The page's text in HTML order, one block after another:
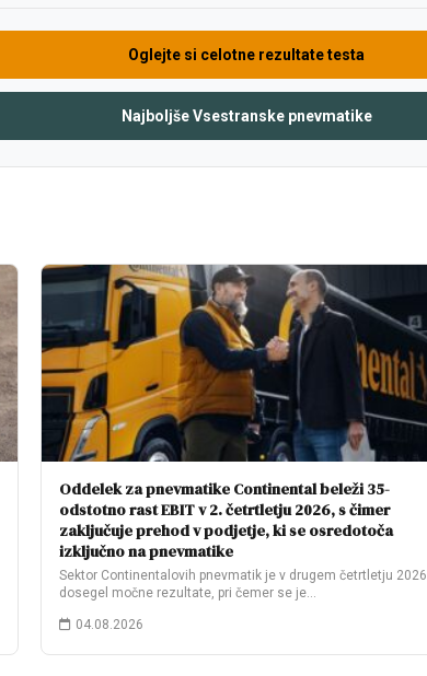
Oglejte si celotne rezultate testa
Najboljše Vsestranske pnevmatike
Oddelek za pnevmatike Continental beleži 35-
odstotno rast EBIT v 2. četrtletju 2026, s čimer
zaključuje prehod v podjetje, ki se osredotoča
izključno na pnevmatike
Sektor Continentalovih pnevmatik je v drugem četrtletju 2026
dosegel močne rezultate, pri čemer se je…
04.08.2026